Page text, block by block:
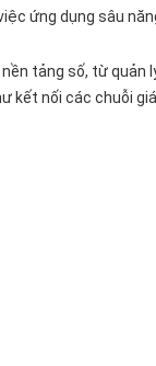
ứng dụng sâu
tảng số, từ
nối các chuỗi